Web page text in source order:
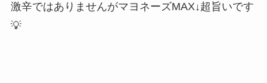
激辛ではありませんがマヨネーズMAX↓超旨いです
💡